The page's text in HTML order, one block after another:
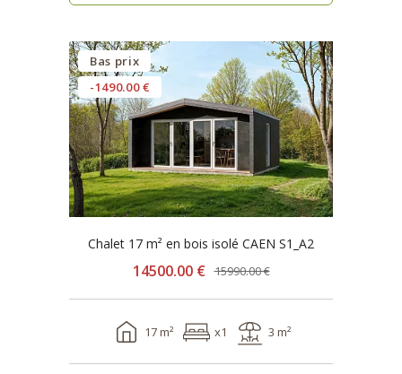
Bas prix
-1490.00 €
Chalet 17 m² en bois isolé CAEN S1_A2
14500.00 € 15990.00 €
17 m² x1 3 m²